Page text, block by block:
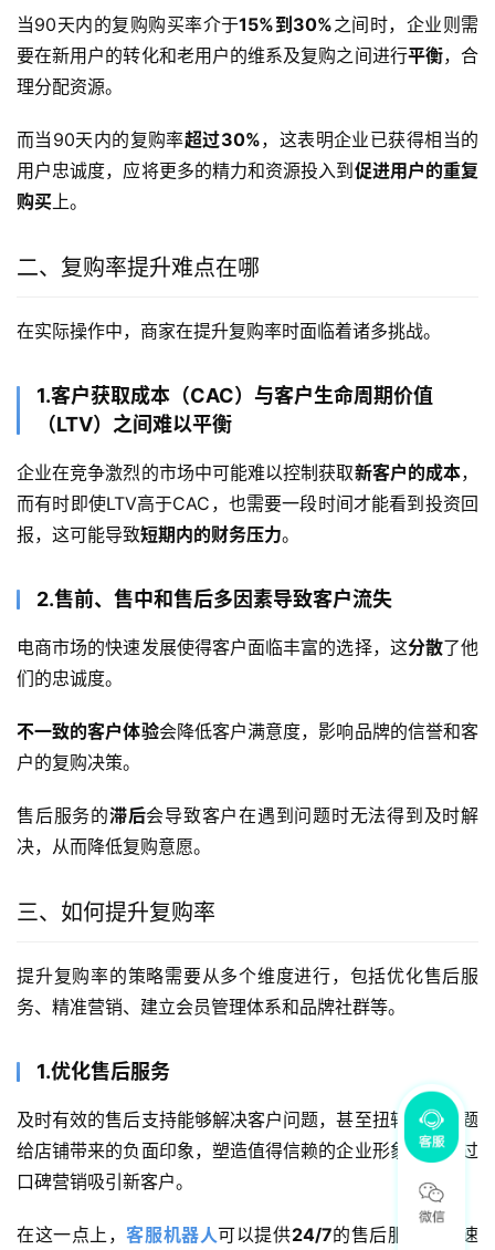
当90天内的复购购买率介于15%到30%之间时，企业则需
要在新用户的转化和老用户的维系及复购之间进行平衡，合
理分配资源。
而当90天内的复购率超过30%，这表明企业已获得相当的
用户忠诚度，应将更多的精力和资源投入到促进用户的重复
购买 上。
二、复购率提升难点在哪
在实际操作中，商家在提升复购率时面临着诸多挑战。
1.客户获取成本（CAC）与客户生命周期价值
（LTV）之间难以平衡
企业在竞争激烈的市场中可能难以控制获取新客户的成本，
而有时即使LTV高于CAC，也需要一段时间才能看到投资回
报，这可能导致短期内的财务压力。
2.售前、售中和售后多因素导致客户流失
电商市场的快速发展使得客户面临丰富的选择，这分散了他
们的忠诚度。
不一致的客户体验会降低客户满意度，影响品牌的信誉和客
户的复购决策。
售后服务的滞后会导致客户在遇到问题时无法得到及时解
决，从而降低复购意愿。
三、如何提升复购率
提升复购率的策略需要从多个维度进行，包括优化售后服
务、精准营销、建立会员管理体系和品牌社群等。
1.优化售后服务
及时有效的售后支持能够解决客户问题，甚至扭转售后问题
给店铺带来的负面印象，塑造值得信赖的企业形象，并通过
口碑营销吸引新客户。
在这一点上，客服机器人可以提供24/7的售后服务，快速